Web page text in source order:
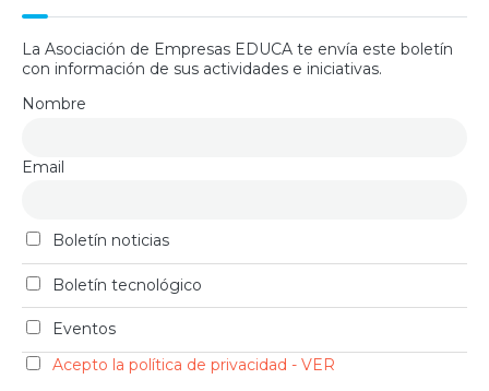
La Asociación de Empresas EDUCA te envía este boletín
con información de sus actividades e iniciativas.
Nombre
Email
Boletín noticias
Boletín tecnológico
Eventos
Acepto la política de privacidad - VER